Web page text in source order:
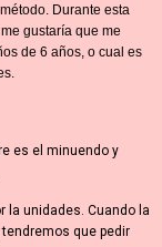
Durante esta
gustaría que me
de 6 años, o cual es
es el minuendo y
la unidades. Cuando la
que pedir